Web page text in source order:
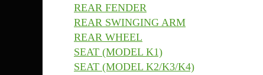
REAR FENDER
REAR SWINGING ARM
REAR WHEEL
SEAT (MODEL K1)
SEAT (MODEL K2/K3/K4)